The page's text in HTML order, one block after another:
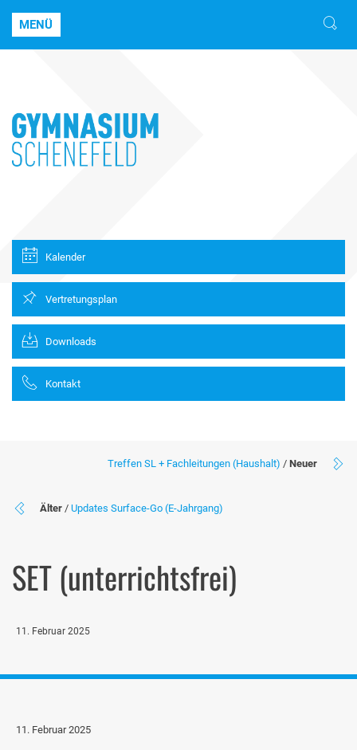
MENÜ
Kalender
Vertretungsplan
Downloads
Kontakt
Treffen SL + Fachleitungen (Haushalt) / Neuer
Älter / Updates Surface-Go (E-Jahrgang)
SET (unterrichtsfrei)
11. Februar 2025
11. Februar 2025